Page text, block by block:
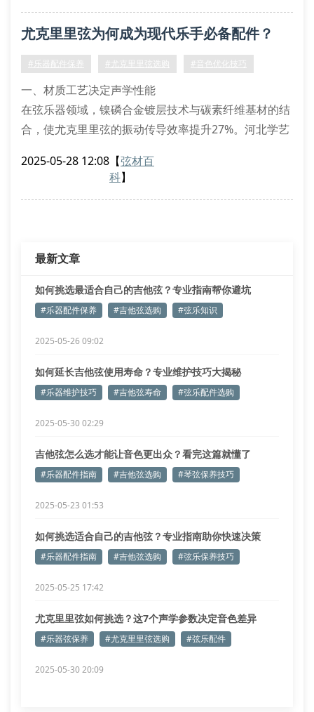
纳米氟碳镀层与常规镀镍工艺的对比测试表明，前者可
将摩擦阻尼系数降低至0.08μ，使高频共振峰偏
尤克里里弦为何成为现代乐手必备配件？
#乐器配件保养 #尤克里里弦选购 #音色优化技巧
一、材质工艺决定声学性能
在弦乐器领域，镍磷合金镀层技术与碳素纤维基材的结
合，使尤克里里弦的振动传导效率提升27%。河北学艺
直径公差控制在±0.02mm以内。这种精密制造工艺能
2025-05-28 12:08 【弦材百
科】
最新文章
如何挑选最适合自己的吉他弦？专业指南帮你避坑
#乐器配件保养 #吉他弦选购 #弦乐知识
2025-05-26 09:02
如何延长吉他弦使用寿命？专业维护技巧大揭秘
#乐器维护技巧 #吉他弦寿命 #弦乐配件选购
2025-05-30 02:29
吉他弦怎么选才能让音色更出众？看完这篇就懂了
#乐器配件指南 #吉他弦选购 #琴弦保养技巧
2025-05-23 01:53
如何挑选适合自己的吉他弦？专业指南助你快速决策
#乐器配件指南 #吉他弦选购 #弦乐保养技巧
2025-05-25 17:42
尤克里里弦如何挑选？这7个声学参数决定音色差异
#乐器弦保养 #尤克里里弦选购 #弦乐配件
2025-05-30 20:09